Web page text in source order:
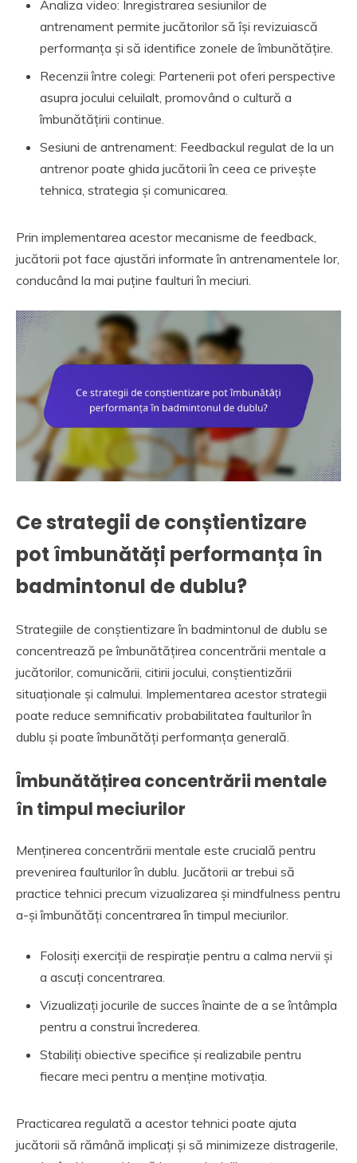
Analiza video: Înregistrarea sesiunilor de
antrenament permite jucătorilor să își revizuiască
performanța și să identifice zonele de îmbunătățire.
Recenzii între colegi: Partenerii pot oferi perspective
asupra jocului celuilalt, promovând o cultură a
îmbunătățirii continue.
Sesiuni de antrenament: Feedbackul regulat de la un
antrenor poate ghida jucătorii în ceea ce privește
tehnica, strategia și comunicarea.
Prin implementarea acestor mecanisme de feedback,
jucătorii pot face ajustări informate în antrenamentele lor,
conducând la mai puține faulturi în meciuri.
Ce strategii de conștientizare
pot îmbunătăți performanța în
badmintonul de dublu?
Strategiile de conștientizare în badmintonul de dublu se
concentrează pe îmbunătățirea concentrării mentale a
jucătorilor, comunicării, citirii jocului, conștientizării
situaționale și calmului. Implementarea acestor strategii
poate reduce semnificativ probabilitatea faulturilor în
dublu și poate îmbunătăți performanța generală.
Îmbunătățirea concentrării mentale
în timpul meciurilor
Menținerea concentrării mentale este crucială pentru
prevenirea faulturilor în dublu. Jucătorii ar trebui să
practice tehnici precum vizualizarea și mindfulness pentru
a-și îmbunătăți concentrarea în timpul meciurilor.
Folosiți exerciții de respirație pentru a calma nervii și
a ascuți concentrarea.
Vizualizați jocurile de succes înainte de a se întâmpla
pentru a construi încrederea.
Stabiliți obiective specifice și realizabile pentru
fiecare meci pentru a menține motivația.
Practicarea regulată a acestor tehnici poate ajuta
jucătorii să rămână implicați și să minimizeze distragerile,